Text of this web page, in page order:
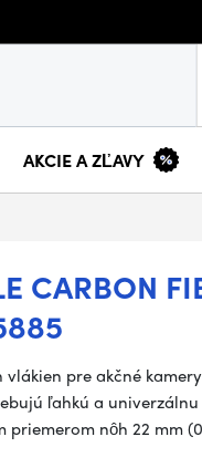
AKCIE A ZĽAVY
CARBON
pre akčné
ľahkú a
nôh 22 mm